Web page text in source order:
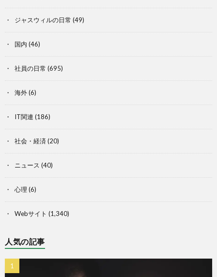
ジャスウィルの日常 (49)
国内 (46)
社員の日常 (695)
海外(6)
IT関連 (186)
社会・経済 (20)
ニュース (40)
心理 (6)
Webサイト (1,340)
人気の記事